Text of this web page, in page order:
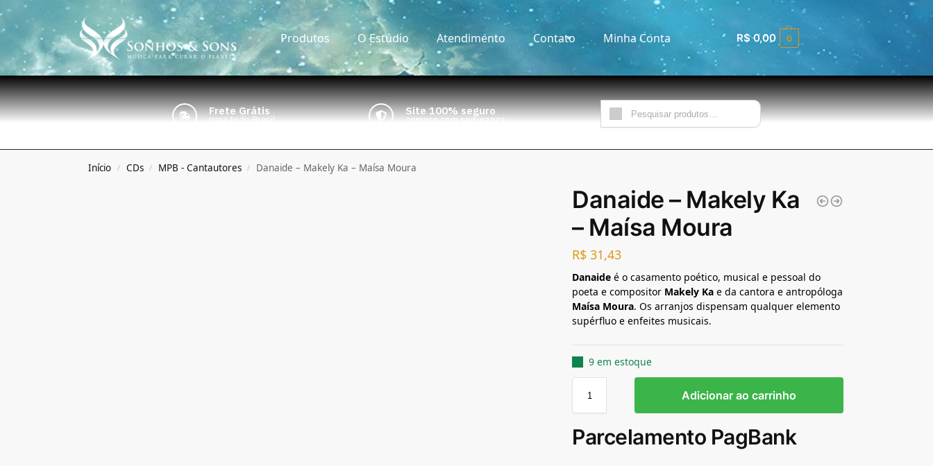
Produtos O Estúdio Atendimento Contato Minha Conta R$0,00 0
Frete Grátis
para todo Brasil
Site 100% seguro
compre com segurança
Início / CDs / MPB - Cantautores / Danaide – Makely Ka – Maísa Moura
Danaide – Makely Ka
– Maísa Moura
R$ 31,43
Danaide é o casamento poético, musical e pessoal do
poeta e compositor Makely Ka e da cantora e antropóloga
Maísa Moura. Os arranjos dispensam qualquer elemento
supérfluo e enfeites musicais.
9 em estoque
Adicionar ao carrinho
Parcelamento PagBank